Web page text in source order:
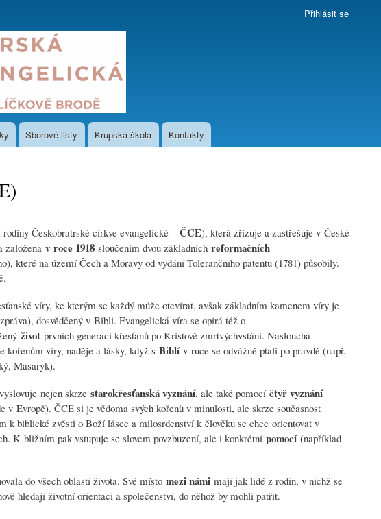
Přihlásit se
Sborové listy Krupská škola Kontakty
Českobratrské církve evangelické – ČCE), která zřizuje a zastřešuje v České
založena v roce 1918sloučením dvou základních reformačních
které na území Čech a Moravy od vydání Tolerančního patentu (1781) působily.
víry, ke kterým se každý může otevírat, avšak základním kamenem víry je
dosvědčený v Bibli. Evangelická víra se opírá též o
životprvních generací křesťanů po Kristově zmrtvýchvstání. Naslouchá
víry, naděje a lásky, když s Biblív ruce se odvážně ptali po pravdě (např.
Masaryk).
nejen skrze starokřesťanská vyznání, ale také pomocí čtyř vyznání
Evropě). ČCE si je vědoma svých kořenů v minulosti, ale skrze současnost
k biblické zvěsti o Boží lásce a milosrdenství k člověku se chce orientovat v
K bližním pak vstupuje se slovem povzbuzení, ale i konkrétnípomocí(například
do všech oblastí života. Své místo mezi námi mají jak lidé z rodin, v nichž se
hledají životní orientaci a společenství, do něhož by mohli patřit.